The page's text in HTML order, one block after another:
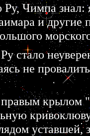
Ру, Чимпа
и другие
стало
не
правым
уставшей,